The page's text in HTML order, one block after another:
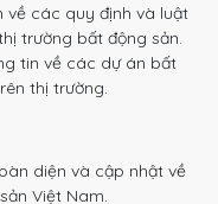
về các quy định và luật
trường bất động sản.
tin về các dự án bất
thị trường.
diện và cập nhật về
Việt Nam.